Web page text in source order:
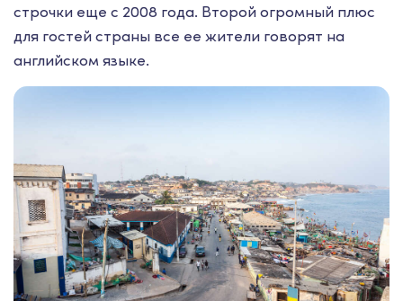
строчки еще с 2008 года. Второй огромный плюс
для гостей страны все ее жители говорят на
английском языке.